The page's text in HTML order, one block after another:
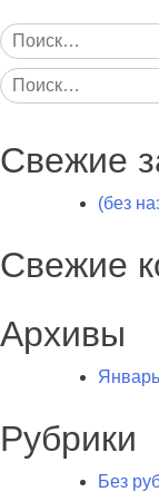
Найти:
Найти:
Свежие
(без
Свежие
Архивы
Рубрики
Без